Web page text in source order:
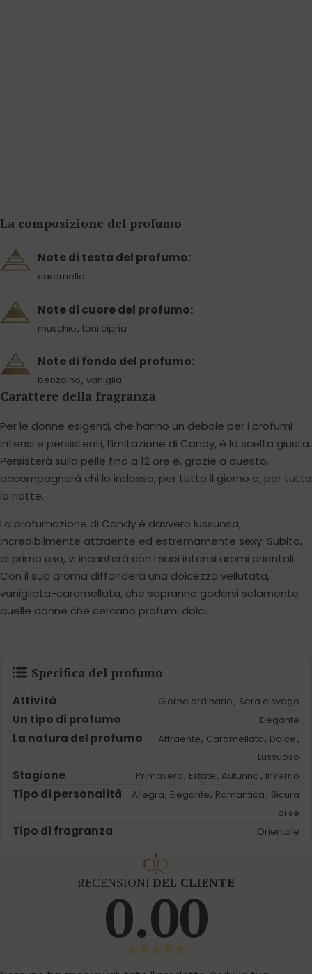
La composizione del profumo
Note di testa del profumo:
caramello
Note di cuore del profumo:
muschio, toni cipria
Note di fondo del profumo:
benzoino, vaniglia
Carattere della fragranza
Per le donne esigenti, che hanno un debole per i profumi
intensi e persistenti, l’imitazione di Candy, è la scelta giusta.
Persisterà sulla pelle fino a 12 ore e, grazie a questo,
accompagnerà chi lo indossa, per tutto il giorno o, per tutta
la notte.
La profumazione di Candy è davvero lussuosa,
incredibilmente attraente ed estremamente sexy. Subito,
al primo uso, vi incanterà con i suoi intensi aromi orientali.
Con il suo aroma diffonderà una dolcezza vellutata,
vanigliata-caramellata, che sapranno godersi solamente
quelle donne che cercano profumi dolci.
Specifica del profumo
Attività Giorno ordinario, Sera e svago
Un tipo di profumo Elegante
La natura del profumo Attraente, Caramellato, Dolce,
Lussuoso
Stagione Primavera, Estate, Autunno, Inverno
Tipo di personalità Allegra, Elegante, Romantica, Sicura
di sé
Tipo di fragranza Orientale
RECENSIONI DEL CLIENTE
0.00